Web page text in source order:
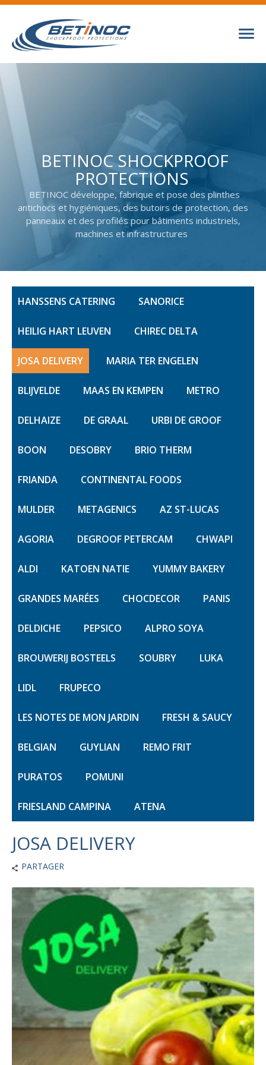
BETINOC SHOCKPROOF
PROTECTIONS
BETINOC développe, fabrique et pose des plinthes
antichocs et hygiéniques, des butoirs de protection, des
panneaux et des profilés pour bâtiments industriels,
machines et infrastructures
BETINOC SHOCKPROOF
PROTECTIONS
BETINOC développe, fabrique et pose des plinthes
antichocs et hygiéniques, des butoirs de protection, des
panneaux et des profilés pour bâtiments industriels,
machines et infrastructures
HANSSENS CATERING SANORICE
HEILIG HART LEUVEN CHIREC DELTA
JOSA DELIVERY MARIA TER ENGELEN
BLIJVELDE MAAS EN KEMPEN METRO
DELHAIZE DE GRAAL URBI DE GROOF
BOON DESOBRY BRIO THERM
FRIANDA CONTINENTAL FOODS
MULDER METAGENICS AZ ST-LUCAS
AGORIA DEGROOF PETERCAM CHWAPI
ALDI KATOEN NATIE YUMMY BAKERY
GRANDES MARÉES CHOCDECOR PANIS
DELDICHE PEPSICO ALPRO SOYA
BROUWERIJ BOSTEELS SOUBRY LUKA
LIDL FRUPECO
LES NOTES DE MON JARDIN FRESH & SAUCY
BELGIAN GUYLIAN REMO FRIT
PURATOS POMUNI
FRIESLAND CAMPINA ATENA
JOSA DELIVERY
PARTAGER